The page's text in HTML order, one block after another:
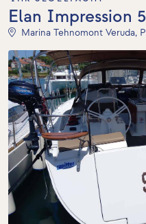
Elan Impression
Marina Tehnomont Veruda,